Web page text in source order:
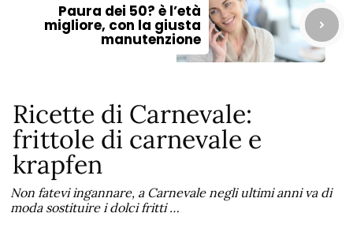
Paura dei 50? è l’età
migliore, con la giusta
manutenzione
Ricette di Carnevale:
frittole di carnevale e
krapfen
Non fatevi ingannare, a Carnevale negli ultimi anni va di
moda sostituire i dolci fritti …